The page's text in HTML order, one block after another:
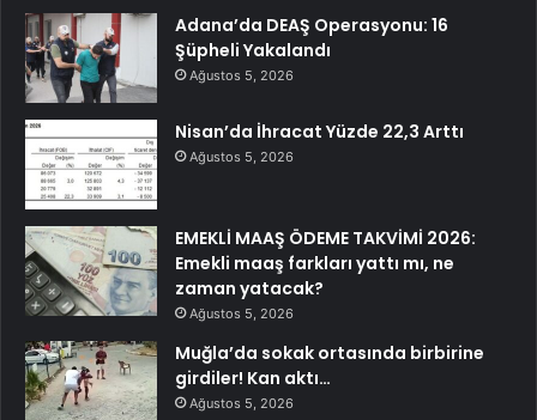
Adana’da DEAŞ Operasyonu: 16
Şüpheli Yakalandı
Ağustos 5, 2026
Nisan’da İhracat Yüzde 22,3 Arttı
Ağustos 5, 2026
EMEKLİ MAAŞ ÖDEME TAKVİMİ 2026:
Emekli maaş farkları yattı mı, ne
zaman yatacak?
Ağustos 5, 2026
Muğla’da sokak ortasında birbirine
girdiler! Kan aktı…
Ağustos 5, 2026